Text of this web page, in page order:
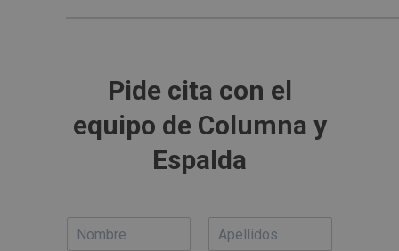
Pide cita con el
equipo de Columna y
Espalda